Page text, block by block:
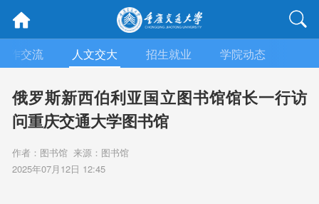
作交流 人文交大 招生就业 学院动态
俄罗斯新西伯利亚国立图书馆馆长一行访
问重庆交通大学图书馆
作者：图书馆 来源：图书馆
2025年07月12日 12:45